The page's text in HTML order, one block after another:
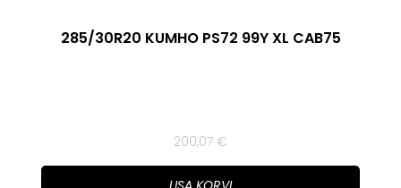
285/30R20 KUMHO PS72 99Y XL CAB75
200,07 €